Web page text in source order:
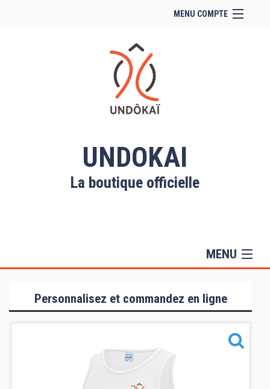
MENU COMPTE
Site Web du club
Facebook
Se connecter
Panier (vide)
UNDOKAI
La boutique officielle
MENU
Collection Femmes
Informations
Personnalisez et commandez en ligne